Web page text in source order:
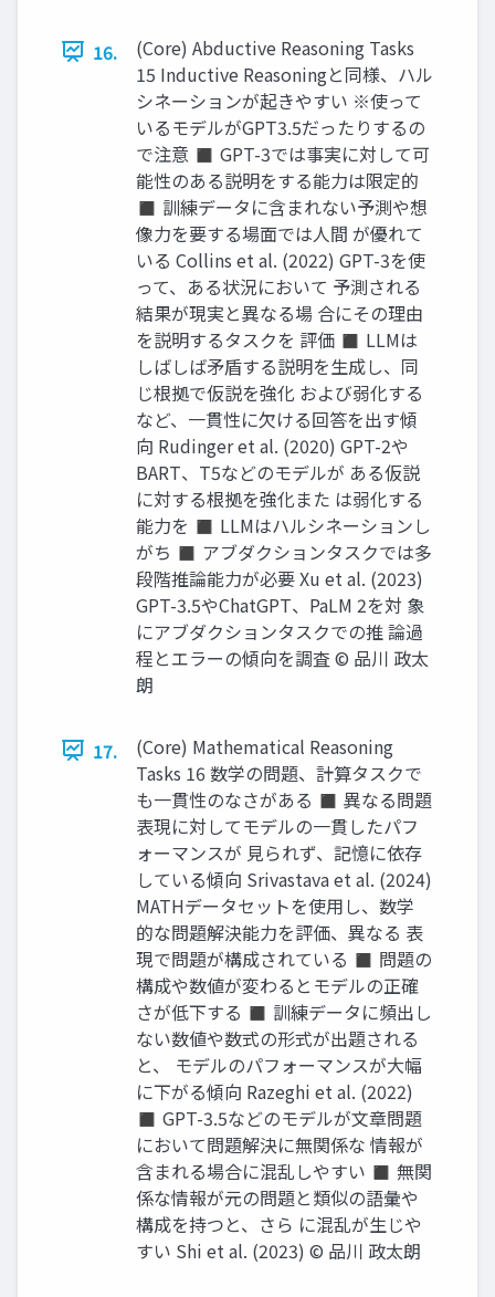
16.
(Core) Abductive Reasoning Tasks
15 Inductive Reasoningと同様、ハル
シネーションが起きやすい ※使って
いるモデルがGPT3.5だったりするの
で注意 ◼ GPT-3では事実に対して可
能性のある説明をする能力は限定的
◼ 訓練データに含まれない予測や想
像力を要する場面では人間 が優れて
いる Collins et al. (2022) GPT-3を使
って、ある状況において 予測される
結果が現実と異なる場 合にその理由
を説明するタスクを 評価 ◼ LLMは
しばしば矛盾する説明を生成し、同
じ根拠で仮説を強化 および弱化する
など、一貫性に欠ける回答を出す傾
向 Rudinger et al. (2020) GPT-2や
BART、T5などのモデルが ある仮説
に対する根拠を強化また は弱化する
能力を ◼ LLMはハルシネーションし
がち ◼ アブダクションタスクでは多
段階推論能力が必要 Xu et al. (2023)
GPT-3.5やChatGPT、PaLM 2を対 象
にアブダクションタスクでの推 論過
程とエラーの傾向を調査 © 品川 政太
朗
17.
(Core) Mathematical Reasoning
Tasks 16 数学の問題、計算タスクで
も一貫性のなさがある ◼ 異なる問題
表現に対してモデルの一貫したパフ
ォーマンスが 見られず、記憶に依存
している傾向 Srivastava et al. (2024)
MATHデータセットを使用し、数学
的な問題解決能力を評価、異なる 表
現で問題が構成されている ◼ 問題の
構成や数値が変わるとモデルの正確
さが低下する ◼ 訓練データに頻出し
ない数値や数式の形式が出題される
と、 モデルのパフォーマンスが大幅
に下がる傾向 Razeghi et al. (2022)
◼ GPT-3.5などのモデルが文章問題
において問題解決に無関係な 情報が
含まれる場合に混乱しやすい ◼ 無関
係な情報が元の問題と類似の語彙や
構成を持つと、さら に混乱が生じや
すい Shi et al. (2023) © 品川 政太朗